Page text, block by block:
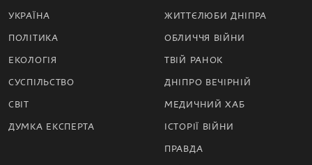
УКРАЇНА
ПОЛІТИКА
ЕКОЛОГІЯ
СУСПІЛЬСТВО
СВІТ
ДУМКА ЕКСПЕРТА
ЖИТТЄЛЮБИ ДНІПРА
ОБЛИЧЧЯ ВІЙНИ
ТВІЙ РАНОК
ДНІПРО ВЕЧІРНІЙ
МЕДИЧНИЙ ХАБ
ІСТОРІЇ ВІЙНИ
ПРАВДА